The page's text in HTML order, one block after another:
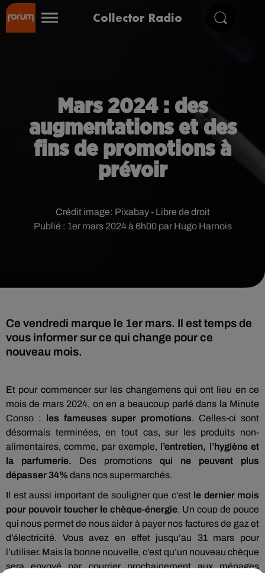
Collector Radio
Mars 2024 : des
augmentations et des
fins de promotions à
prévoir
Publié : 1er mars 2024 à 6h00 par Hugo Harnois
Crédit image: Pixabay - Libre de droit
Ce vendredi marque le 1er mars. Il est temps de
vous informer sur ce qui change pour ce
nouveau mois.
Et pour commencer sur les changemens qui ont lieu en ce
mois de mars 2024, on en a beaucoup parlé dans la Minute
Conso : les fameuses super promotions. Celles-ci sont
désormais terminées, en tout cas, sur les produits non-
alimentaires, comme, par exemple, l’entretien, l’hygiène et
la parfumerie. Des promotions qui ne peuvent plus
dépasser 34% dans nos supermarchés.
Il est aussi important de souligner que c’est le dernier mois
pour pouvoir toucher le chèque-énergie. Un coup de pouce
qui nous permet de nous aider à payer nos factures de gaz et
d’électricité. Vous avez en effet jusqu’au 31 mars pour
l’utiliser. Mais la bonne nouvelle, c’est qu’un nouveau chèque
sera envoyé par courrier prochainement aux ménages